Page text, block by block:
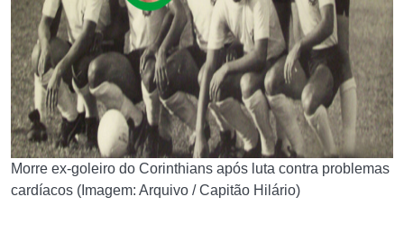
Morre ex-goleiro do Corinthians após luta contra problemas
cardíacos (Imagem: Arquivo / Capitão Hilário)